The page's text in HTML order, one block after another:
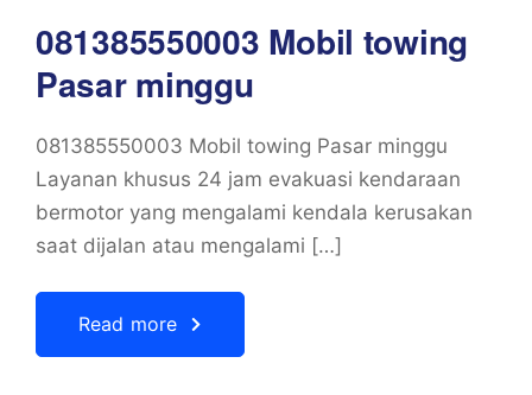
081385550003 Mobil towing
Pasar minggu
081385550003 Mobil towing Pasar minggu
Layanan khusus 24 jam evakuasi kendaraan
bermotor yang mengalami kendala kerusakan
saat dijalan atau mengalami […]
Read more